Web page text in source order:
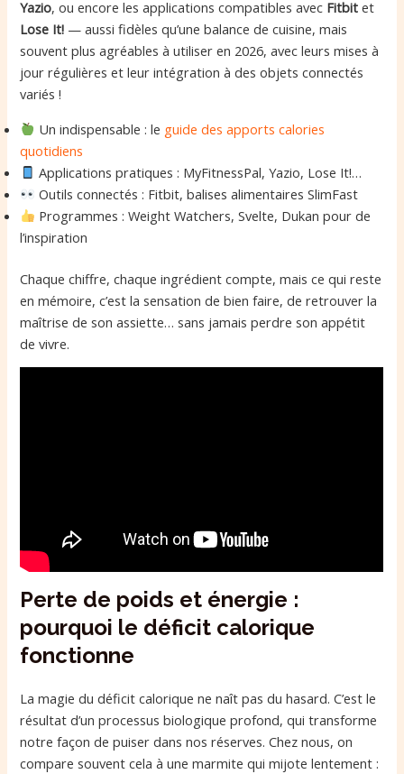
Yazio, ou encore les applications compatibles avec Fitbit et
Lose It! — aussi fidèles qu’une balance de cuisine, mais
souvent plus agréables à utiliser en 2026, avec leurs mises à
jour régulières et leur intégration à des objets connectés
variés !
Un indispensable : le guide des apports calories
quotidiens
Applications pratiques : MyFitnessPal, Yazio, Lose It!…
Outils connectés : Fitbit, balises alimentaires SlimFast
Programmes : Weight Watchers, Svelte, Dukan pour de
l’inspiration
Chaque chiffre, chaque ingrédient compte, mais ce qui reste
en mémoire, c’est la sensation de bien faire, de retrouver la
maîtrise de son assiette… sans jamais perdre son appétit
de vivre.
Perte de poids et énergie :
pourquoi le déficit calorique
fonctionne
La magie du déficit calorique ne naît pas du hasard. C’est le
résultat d’un processus biologique profond, qui transforme
notre façon de puiser dans nos réserves. Chez nous, on
compare souvent cela à une marmite qui mijote lentement :